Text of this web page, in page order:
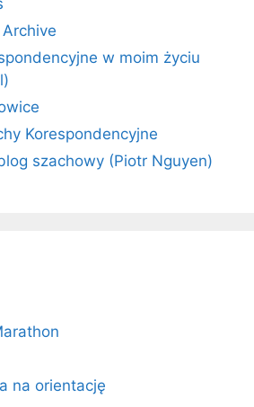
Archive
w moim życiu
Korespondencyjne
szachowy (Piotr Nguyen)
na orientację